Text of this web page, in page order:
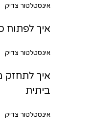
אינסטלטור צדיק
איך לפתוח
אינסטלטור צדיק
איך לתחזק
ביתית
אינסטלטור צדיק